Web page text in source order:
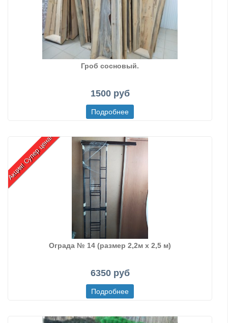
Гроб сосновый.
1500 руб
Акция! Супер цена!
Ограда № 14 (размер 2,2м х 2,5 м)
6350 руб